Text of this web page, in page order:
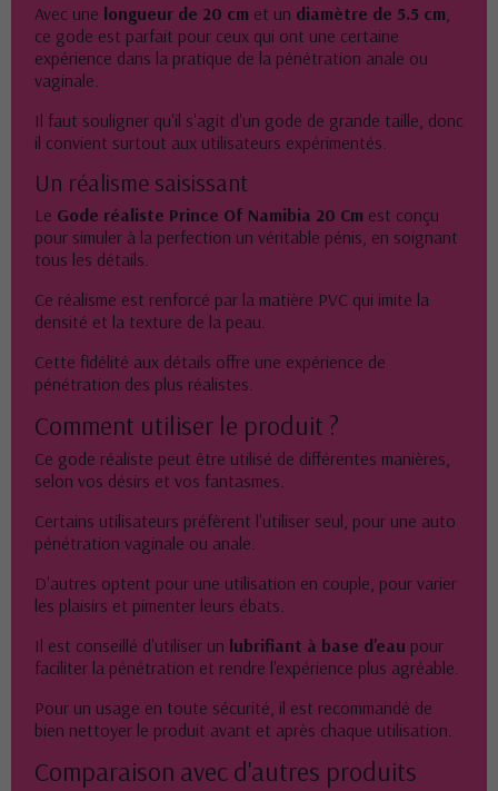
Avec une longueur de 20 cm et un diamètre de 5.5 cm
ce gode est parfait pour ceux qui ont une certaine
expérience dans la pratique de la pénétration anale ou
vaginale.
Il faut souligner qu'il s'agit d'un gode de grande taille, donc
il convient surtout aux utilisateurs expérimentés.
Un réalisme saisissant
Le Gode réaliste Prince Of Namibia 20 Cm est conçu
pour simuler à la perfection un véritable pénis, en soignant
tous les détails.
Ce réalisme est renforcé par la matière PVC qui imite la
densité et la texture de la peau.
Cette fidélité aux détails offre une expérience de
pénétration des plus réalistes.
Comment utiliser le produit ?
Ce gode réaliste peut être utilisé de différentes manières,
selon vos désirs et vos fantasmes.
Certains utilisateurs préfèrent l'utiliser seul, pour une auto
pénétration vaginale ou anale.
D'autres optent pour une utilisation en couple, pour varier
les plaisirs et pimenter leurs ébats.
Il est conseillé d'utiliser un lubrifiant à base d'eau pour
faciliter la pénétration et rendre l'expérience plus agréable.
Pour un usage en toute sécurité, il est recommandé de
bien nettoyer le produit avant et après chaque utilisation.
Comparaison avec d'autres produits